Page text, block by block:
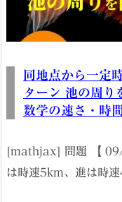
同地点から一定
ターン 池の周り
数学の速さ・時
[mathjax] 問題 【
は時速5km、進は時